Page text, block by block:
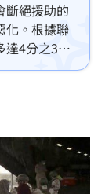
斷絕援助的
化。根據聯
達4分之3的
更有高達
心將年幼
嬰兒死亡率